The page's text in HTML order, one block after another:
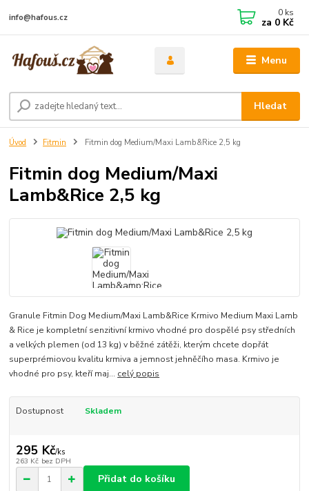
Menu
Hledat
info@hafous.cz 0 ks
za 0 Kč
Úvod Fitmin Fitmin dog Medium/Maxi Lamb&Rice 2,5 kg
Fitmin dog Medium/Maxi
Lamb&Rice 2,5 kg
Granule Fitmin Dog Medium/Maxi Lamb&Rice Krmivo Medium Maxi Lamb
& Rice je kompletní senzitivní krmivo vhodné pro dospělé psy středních
a velkých plemen (od 13 kg) v běžné zátěži, kterým chcete dopřát
superprémiovou kvalitu krmiva a jemnost jehněčího masa. Krmivo je
vhodné pro psy, kteří maj... celý popis
Dostupnost Skladem
295 Kč/ks
263 Kč bez DPH
Přidat do košíku